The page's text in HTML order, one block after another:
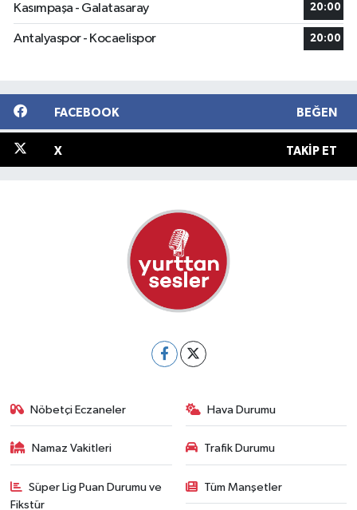
Kasımpaşa - Galatasaray 20:00
Antalyaspor - Kocaelispor 20:00
FACEBOOK BEĞEN
X TAKIP ET
Nöbetçi Eczaneler Hava Durumu
Namaz Vakitleri Trafik Durumu
Süper Lig Puan Durumu ve
Fikstür
Tüm Manşetler